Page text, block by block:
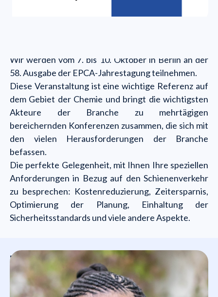
Wir werden vom 7. bis 10. Oktober in Berlin an der
58. Ausgabe der EPCA-Jahrestagung teilnehmen.
Diese Veranstaltung ist eine wichtige Referenz auf
dem Gebiet der Chemie und bringt die wichtigsten
Akteure der Branche zu mehrtägigen
bereichernden Konferenzen zusammen, die sich mit
den vielen Herausforderungen der Branche
befassen.
Die perfekte Gelegenheit, mit Ihnen Ihre speziellen
Anforderungen in Bezug auf den Schienenverkehr
zu besprechen: Kostenreduzierung, Zeitersparnis,
Optimierung der Planung, Einhaltung der
Sicherheitsstandards und viele andere Aspekte.
Wen wirst du treffen?